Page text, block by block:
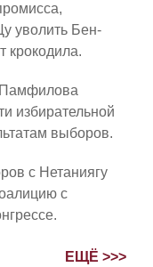
уволить Бен-
крокодила.
избирательной
выборов.
с Нетаниягу
с
выделило 2,5 млрд
ЕЩЁ >>>